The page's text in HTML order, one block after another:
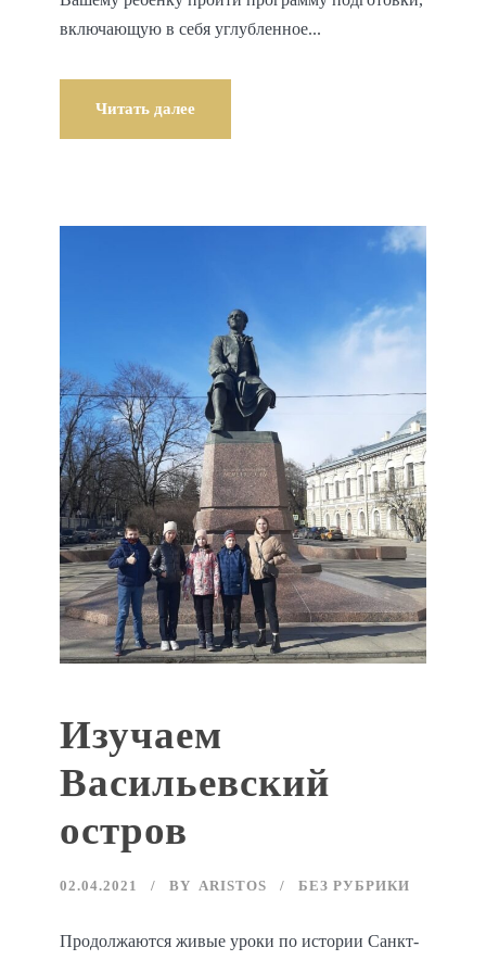
включающую в себя углубленное...
Читать далее
Изучаем
Васильевский
остров
02.04.2021 BY ARISTOS БЕЗ РУБРИКИ
Продолжаются живые уроки по истории Санкт-